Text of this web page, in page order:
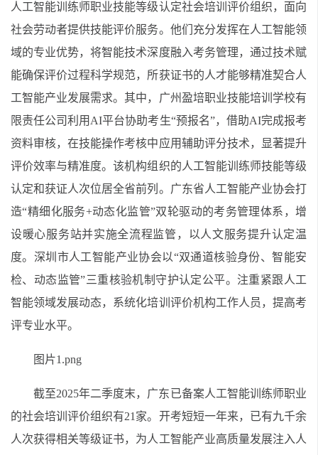
人工智能训练师职业技能等级认定社会培训评价组织，面向
社会劳动者提供技能评价服务。他们充分发挥在人工智能领
域的专业优势，将智能技术深度融入考务管理，通过技术赋
能确保评价过程科学规范，所获证书的人才能够精准契合人
工智能产业发展需求。其中，广州盈培职业技能培训学校有
限责任公司利用AI平台协助考生“预报名”，借助AI完成报考
资料审核，在技能操作考核中应用辅助评分技术，显著提升
评价效率与精准度。该机构组织的人工智能训练师技能等级
认定和获证人次位居全省前列。广东省人工智能产业协会打
造“精细化服务+动态化监管”双轮驱动的考务管理体系，增
设暖心服务站并实施全流程监管，以人文服务提升认定温
度。深圳市人工智能产业协会以“双通道核验身份、智能安
检、动态监管”三重核验机制守护认定公平。注重紧跟人工
智能领域发展动态，系统化培训评价机构工作人员，提高考
评专业水平。
图片1.png
截至2025年二季度末，广东已备案人工智能训练师职业
的社会培训评价组织有21家。开考短短一年来，已有九千余
人次获得相关等级证书，为人工智能产业高质量发展注入人